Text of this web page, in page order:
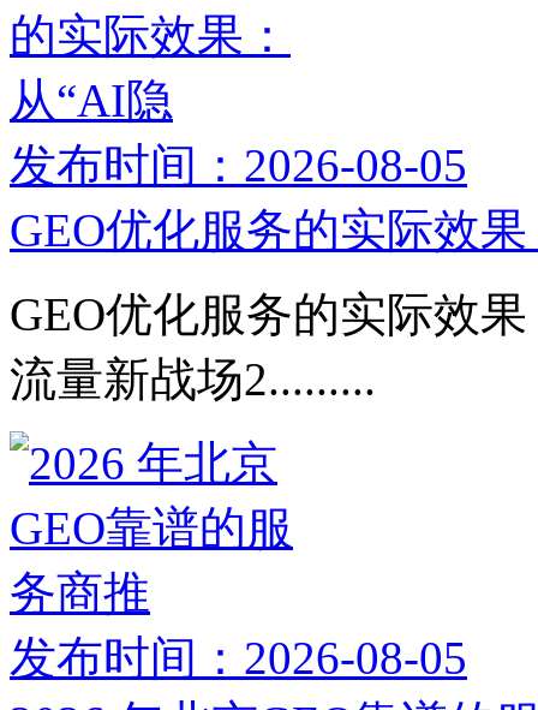
发布时间：2026-08-05
GEO优化服务的实际效
GEO优化服务的实际效
流量新战场2.........
发布时间：2026-08-05